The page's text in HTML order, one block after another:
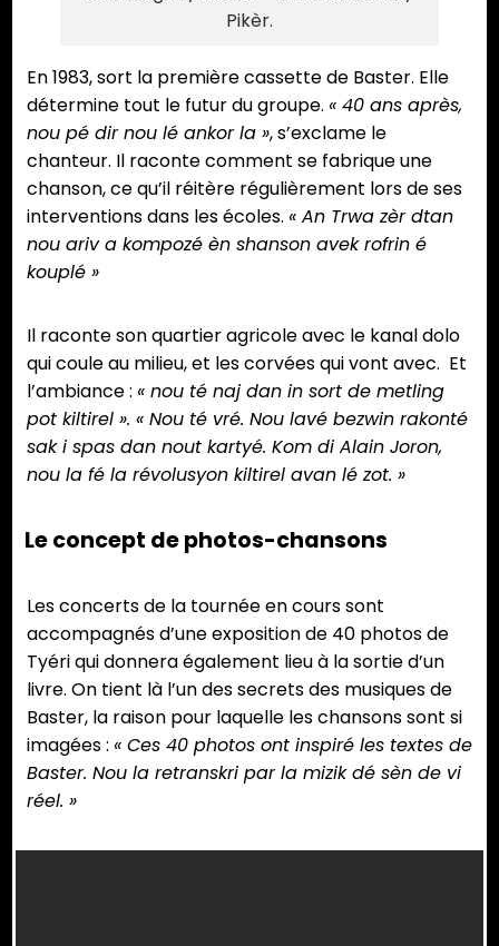
Pikèr.
En 1983, sort la première cassette de Baster. Elle
détermine tout le futur du groupe. « 40 ans après,
nou pé dir nou lé ankor la », s’exclame le
chanteur. Il raconte comment se fabrique une
chanson, ce qu’il réitère régulièrement lors de ses
interventions dans les écoles. « An Trwa zèr dtan
nou ariv a kompozé èn shanson avek rofrin é
kouplé »
Il raconte son quartier agricole avec le kanal dolo
qui coule au milieu, et les corvées qui vont avec. Et
l’ambiance : « nou té naj dan in sort de metling
pot kiltirel ». « Nou té vré. Nou lavé bezwin rakonté
sak i spas dan nout kartyé. Kom di Alain Joron,
nou la fé la révolusyon kiltirel avan lé zot. »
Le concept de photos-chansons
Les concerts de la tournée en cours sont
accompagnés d’une exposition de 40 photos de
Tyéri qui donnera également lieu à la sortie d’un
livre. On tient là l’un des secrets des musiques de
Baster, la raison pour laquelle les chansons sont si
imagées : « Ces 40 photos ont inspiré les textes de
Baster. Nou la retranskri par la mizik dé sèn de vi
réel. »